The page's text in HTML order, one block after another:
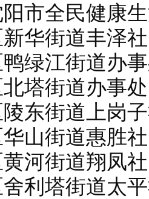
市全民健康
华街道丰泽
绿江街道办
塔街道办事处
东街道上岗
山街道惠胜
河街道翔凤
利塔街道太